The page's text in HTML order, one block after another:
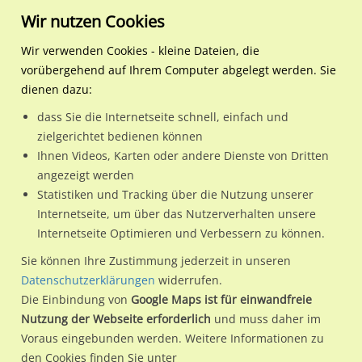
Regionale Plakatwerbung Hamburg
Hamburg, Freie und
U-Bf Norderstedt Mitte
Nutze günstige Werbemöglichkeiten am Standort U-Bf
Norderstedt Mitte SH/Treppe re.im Ortsteil Norderstedt)
Hamburg, Freie und Hansestadt.
Wir erheben für jede unserer Werbeflächen individuelle und
aktuelleStandortinformationenundLeistungswerte. Damit
kannst du dich schon vor der Buchung im Detail über den
Standort, seine Reichweite und Werbewirkung sowie
Wir nutzen Cookies
Wir verwenden Cookies - kleine Dateien, die
vorübergehend auf Ihrem Computer abgelegt werden. Sie
dienen dazu:
dass Sie die Internetseite schnell, einfach und
zielgerichtet bedienen können
Ihnen Videos, Karten oder andere Dienste von Dritten
angezeigt werden
Statistiken und Tracking über die Nutzung unserer
Internetseite, um über das Nutzerverhalten unsere
Internetseite Optimieren und Verbessern zu können.
Sie können Ihre Zustimmung jederzeit in unseren
Datenschutzerklärungen widerrufen.
Die Einbindung von Google Maps ist für einwandfreie
Nutzung der Webseite erforderlich und muss daher im
Voraus eingebunden werden. Weitere Informationen zu
den Cookies finden Sie unter